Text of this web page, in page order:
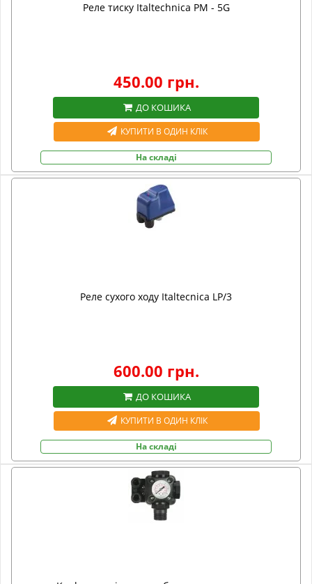
Реле тиску Italtechnica PM - 5G
450.00 грн.
ДО КОШИКА
КУПИТИ В ОДИН КЛІК
На складі
Реле сухого ходу Italtecnica LP/3
600.00 грн.
ДО КОШИКА
КУПИТИ В ОДИН КЛІК
На складі